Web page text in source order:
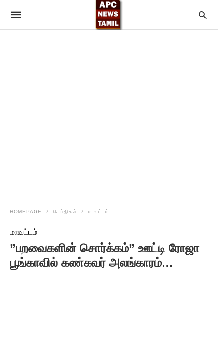
HOMEPAGE செய்திகள் மாவட்டம்
மாவட்டம்
”பறவைகளின் சொர்க்கம்” ஊட்டி ரோஜா
பூங்காவில் கண்கவர் அலங்காரம்…